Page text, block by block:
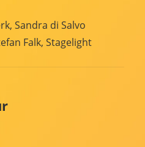
Sandra di Salvo
Falk, Stagelight